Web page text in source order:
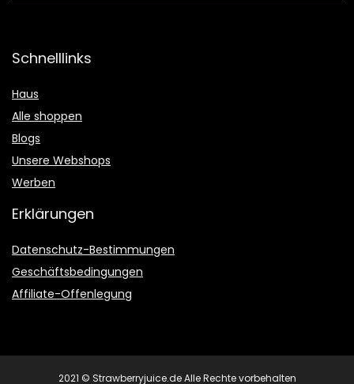
Schnelllinks
Haus
Alle shoppen
Blogs
Unsere Webshops
Werben
Erklärungen
Datenschutz-Bestimmungen
Geschäftsbedingungen
Affiliate-Offenlegung
2021 © Strawberryjuice.de Alle Rechte vorbehalten